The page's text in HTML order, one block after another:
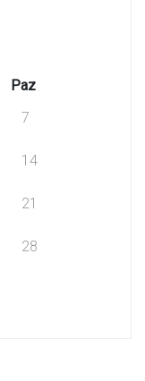
Paz
7
14
21
28